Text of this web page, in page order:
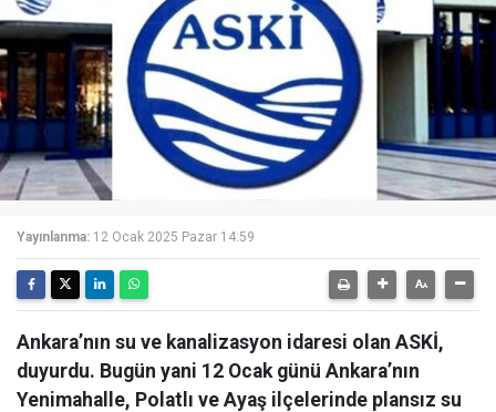
Yayınlanma: 12 Ocak 2025 Pazar 14:59
Ankara’nın su ve kanalizasyon idaresi olan ASKİ,
duyurdu. Bugün yani 12 Ocak günü Ankara’nın
Yenimahalle, Polatlı ve Ayaş ilçelerinde plansız su